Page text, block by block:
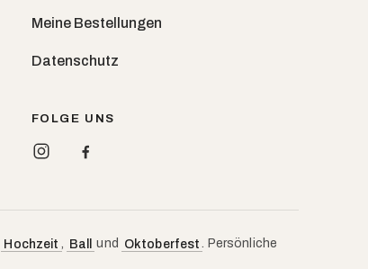
Meine Bestellungen
Datenschutz
FOLGE UNS
Hochzeit , Ball und Oktoberfest . Persönliche